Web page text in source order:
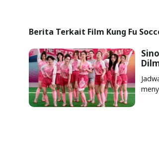
Berita Terkait Film Kung Fu